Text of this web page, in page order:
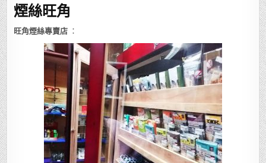
煙絲旺角
旺角煙絲專賣店 ：